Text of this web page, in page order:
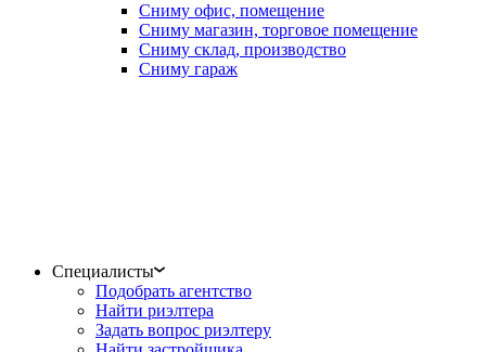
Сниму офис, помещение
Сниму магазин, торговое помещение
Сниму склад, производство
Сниму гараж
Специалисты
Подобрать агентство
Найти риэлтера
Задать вопрос риэлтеру